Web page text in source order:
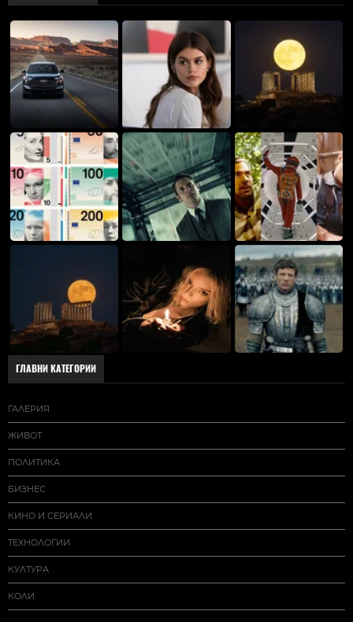
ГЛАВНИ КАТЕГОРИИ
ГАЛЕРИЯ
ЖИВОТ
ПОЛИТИКА
БИЗНЕС
КИНО И СЕРИАЛИ
ТЕХНОЛОГИИ
КУЛТУРА
КОЛИ